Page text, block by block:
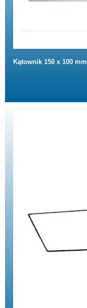
Kątownik 150 x 100 mm